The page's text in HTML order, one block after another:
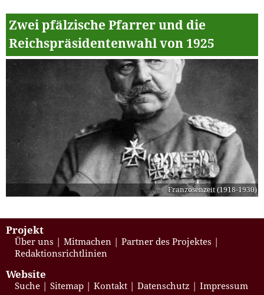
Franzosenzeit (1918-1930)
Zwei pfälzische Pfarrer und die
Reichspräsidentenwahl von 1925
Projekt
Über uns Mitmachen
Partner des Projektes
Redaktionsrichtlinien
Website
Suche Sitemap Kontakt Datenschutz Impressum